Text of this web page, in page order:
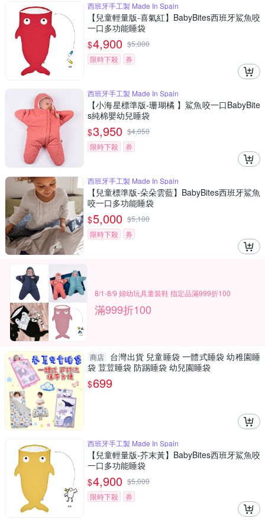
西班牙手工製 Made In Spain
【兒童輕量版-喜氣紅】BabyBites西班牙鯊魚咬
一口多功能睡袋
$4,900 $5,000
限時下殺
券
西班牙手工製 Made In Spain
【小海星標準版-珊瑚橘 】鯊魚咬一口BabyBite
s純棉嬰幼兒睡袋
$3,950 $4,050
限時下殺
券
西班牙手工製 Made In Spain
【兒童標準版-朵朵雲藍】BabyBites西班牙鯊魚
咬一口多功能睡袋
$5,000 $5,100
限時下殺
券
8/1-8/9 婦幼玩具童裝鞋 指定品滿999折100
滿999折100
商店
台灣出貨 兒童睡袋 一體式睡袋 幼稚園睡
袋 荳荳睡袋 防踢睡袋 幼兒園睡袋
$699
西班牙手工製 Made In Spain
【兒童輕量版-芥末黃】BabyBites西班牙鯊魚咬
一口多功能睡袋
$4,900 $5,000
限時下殺
券